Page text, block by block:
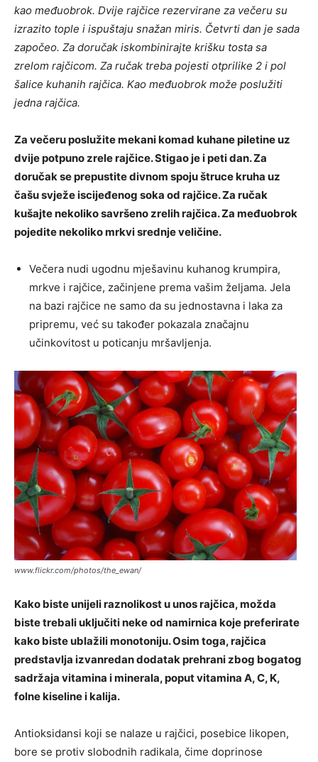
kao međuobrok. Dvije rajčice rezervirane za večeru su
izrazito tople i ispuštaju snažan miris. Četvrti dan je sada
započeo. Za doručak iskombinirajte krišku tosta sa
zrelom rajčicom. Za ručak treba pojesti otprilike 2 i pol
šalice kuhanih rajčica. Kao međuobrok može poslužiti
jedna rajčica.
Za večeru poslužite mekani komad kuhane piletine uz
dvije potpuno zrele rajčice. Stigao je i peti dan. Za
doručak se prepustite divnom spoju štruce kruha uz
čašu svježe iscijeđenog soka od rajčice. Za ručak
kušajte nekoliko savršeno zrelih rajčica. Za međuobrok
pojedite nekoliko mrkvi srednje veličine.
Večera nudi ugodnu mješavinu kuhanog krumpira,
mrkve i rajčice, začinjene prema vašim željama. Jela
na bazi rajčice ne samo da su jednostavna i laka za
pripremu, već su također pokazala značajnu
učinkovitost u poticanju mršavljenja.
www.flickr.com/photos/the_ewan/
Kako biste unijeli raznolikost u unos rajčica, možda
biste trebali uključiti neke od namirnica koje preferirate
kako biste ublažili monotoniju. Osim toga, rajčica
predstavlja izvanredan dodatak prehrani zbog bogatog
sadržaja vitamina i minerala, poput vitamina A, C, K,
folne kiseline i kalija.
Antioksidansi koji se nalaze u rajčici, posebice likopen,
bore se protiv slobodnih radikala, čime doprinose